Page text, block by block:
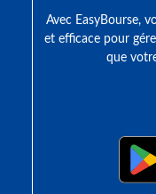
Avec EasyBourse,
et efficace pour
que